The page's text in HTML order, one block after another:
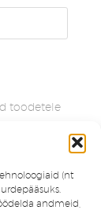
(nt
andmeid,
toodetele